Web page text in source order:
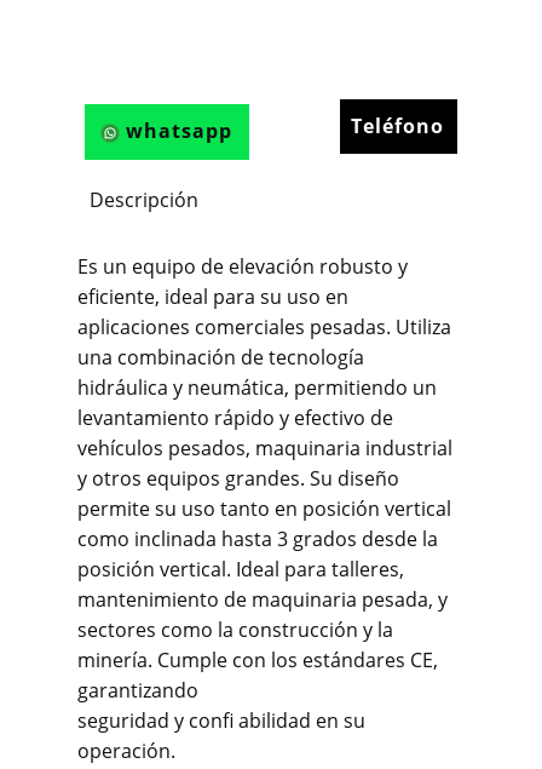
whatsapp Teléfono
Descripción
Es un equipo de elevación robusto y
eficiente, ideal para su uso en
aplicaciones comerciales pesadas. Utiliza
una combinación de tecnología
hidráulica y neumática, permitiendo un
levantamiento rápido y efectivo de
vehículos pesados, maquinaria industrial
y otros equipos grandes. Su diseño
permite su uso tanto en posición vertical
como inclinada hasta 3 grados desde la
posición vertical. Ideal para talleres,
mantenimiento de maquinaria pesada, y
sectores como la construcción y la
minería. Cumple con los estándares CE,
garantizando
seguridad y confi abilidad en su
operación.